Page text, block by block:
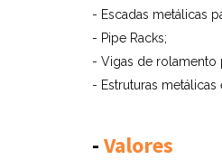
- Escadas metálicas
- Pipe Racks;
- Vigas de rolamento
- Estruturas metálicas
-Valores